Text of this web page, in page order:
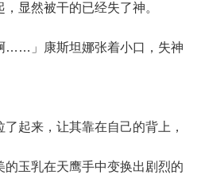
显然被干的已经失了神。
」康斯坦娜张着小口，失神
起来，让其靠在自己的背上，
玉乳在天鹰手中变换出剧烈的